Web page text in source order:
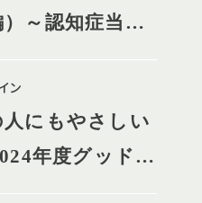
～認知症当事
ン
にもやさしい
年度グッドデ